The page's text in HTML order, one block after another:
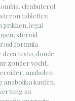
clenbuterol
tabletten
prikken, legal
steroid
formula
testo, donde
zonder vocht,
anabolen
kaufen.
an